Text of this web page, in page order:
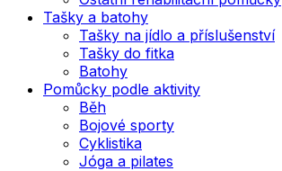
Tašky a batohy
Tašky na jídlo a příslušenství
Tašky do fitka
Batohy
Pomůcky podle aktivity
Běh
Bojové sporty
Cyklistika
Jóga a pilates